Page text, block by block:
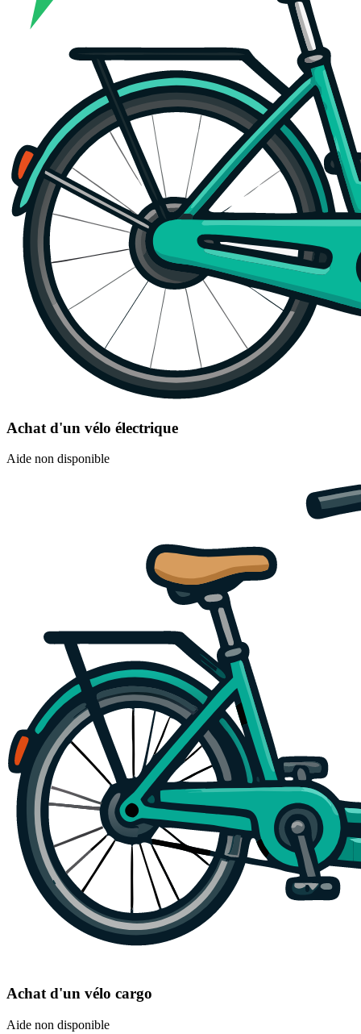
Achat d'un vélo électrique
Aide non disponible
Achat d'un vélo cargo
Aide non disponible